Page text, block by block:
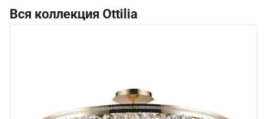
Вся коллекция Ottilia